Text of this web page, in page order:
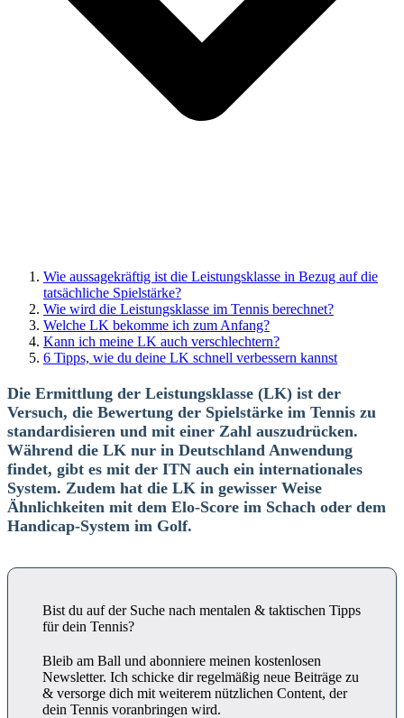
Wie aussagekräftig ist die Leistungsklasse in Bezug auf die
tatsächliche Spielstärke?
Wie wird die Leistungsklasse im Tennis berechnet?
Welche LK bekomme ich zum Anfang?
Kann ich meine LK auch verschlechtern?
6 Tipps, wie du deine LK schnell verbessern kannst
Die Ermittlung der Leistungsklasse (LK) ist der
Versuch, die Bewertung der Spielstärke im Tennis zu
standardisieren und mit einer Zahl auszudrücken.
Während die LK nur in Deutschland Anwendung
findet, gibt es mit der ITN auch ein internationales
System. Zudem hat die LK in gewisser Weise
Ähnlichkeiten mit dem Elo-Score im Schach oder dem
Handicap-System im Golf.
Bist du auf der Suche nach mentalen & taktischen Tipps
für dein Tennis?
Bleib am Ball und abonniere meinen kostenlosen
Newsletter. Ich schicke dir regelmäßig neue Beiträge zu
& versorge dich mit weiterem nützlichen Content, der
dein Tennis voranbringen wird.